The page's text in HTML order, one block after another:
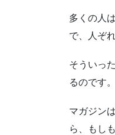
多くの人
で、人ぞ
そういっ
るのです。
マガジン
ら、もし